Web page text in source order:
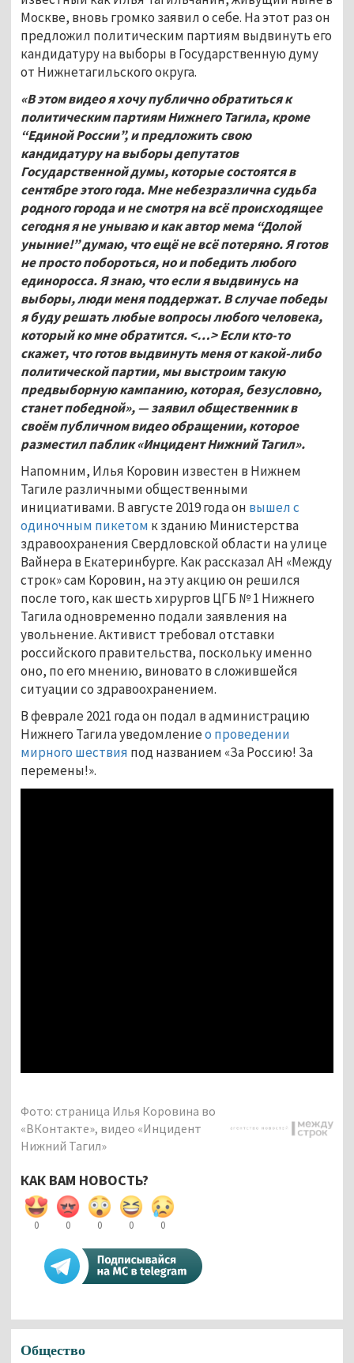
Москве, вновь громко заявил о себе. На этот раз он
предложил политическим партиям выдвинуть его
кандидатуру на выборы в Государственную думу
от Нижнетагильского округа.
«В этом видео я хочу публично обратиться к
политическим партиям Нижнего Тагила, кроме
“Единой России”, и предложить свою
кандидатуру на выборы депутатов
Государственной думы, которые состоятся в
сентябре этого года. Мне небезразлична судьба
родного города и не смотря на всё происходящее
сегодня я не унываю и как автор мема “Долой
уныние!” думаю, что ещё не всё потеряно. Я готов
не просто побороться, но и победить любого
единоросса. Я знаю, что если я выдвинусь на
выборы, люди меня поддержат. В случае победы
я буду решать любые вопросы любого человека,
который ко мне обратится. <…> Если кто-то
скажет, что готов выдвинуть меня от какой-либо
политической партии, мы выстроим такую
предвыборную кампанию, которая, безусловно,
станет победной», — заявил общественник в
своём публичном видео обращении, которое
разместил паблик «Инцидент Нижний Тагил».
Напомним, Илья Коровин известен в Нижнем
Тагиле различными общественными
инициативами. В августе 2019 года он вышел с
одиночным пикетом к зданию Министерства
здравоохранения Свердловской области на улице
Вайнера в Екатеринбурге. Как рассказал АН «Между
строк» сам Коровин, на эту акцию он решился
после того, как шесть хирургов ЦГБ № 1 Нижнего
Тагила одновременно подали заявления на
увольнение. Активист требовал отставки
российского правительства, поскольку именно
оно, по его мнению, виновато в сложившейся
ситуации со здравоохранением.
В феврале 2021 года он подал в администрацию
Нижнего Тагила уведомлениео проведении
мирного шествия под названием «За Россию! За
перемены!».
Фото: страница Илья Коровина во
«ВКонтакте», видео «Инцидент
Нижний Тагил»
КАК ВАМ НОВОСТЬ?
0 0 0 0 0
Общество